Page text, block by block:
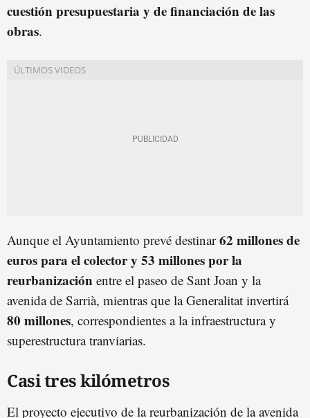
cuestión presupuestaria y de financiación de las
obras.
Aunque el Ayuntamiento prevé destinar62 millones de
euros para el colector y 53 millones por la
reurbanización entre el paseo de Sant Joan y la
avenida de Sarrià, mientras que la Generalitat invertirá
80 millones, correspondientes a la infraestructura y
superestructura tranviarias.
Casi tres kilómetros
El proyecto ejecutivo de la reurbanización de la avenida